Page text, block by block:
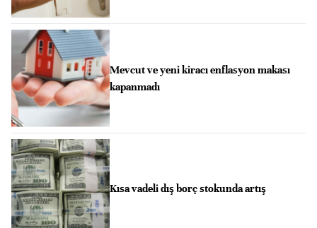
Mevcut ve yeni kiracı enflasyon makası
kapanmadı
Kısa vadeli dış borç stokunda artış